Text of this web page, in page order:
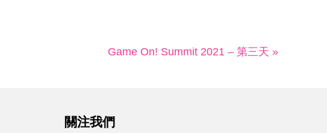
Game On! Summit 2021 – 第三天 »
關注我們